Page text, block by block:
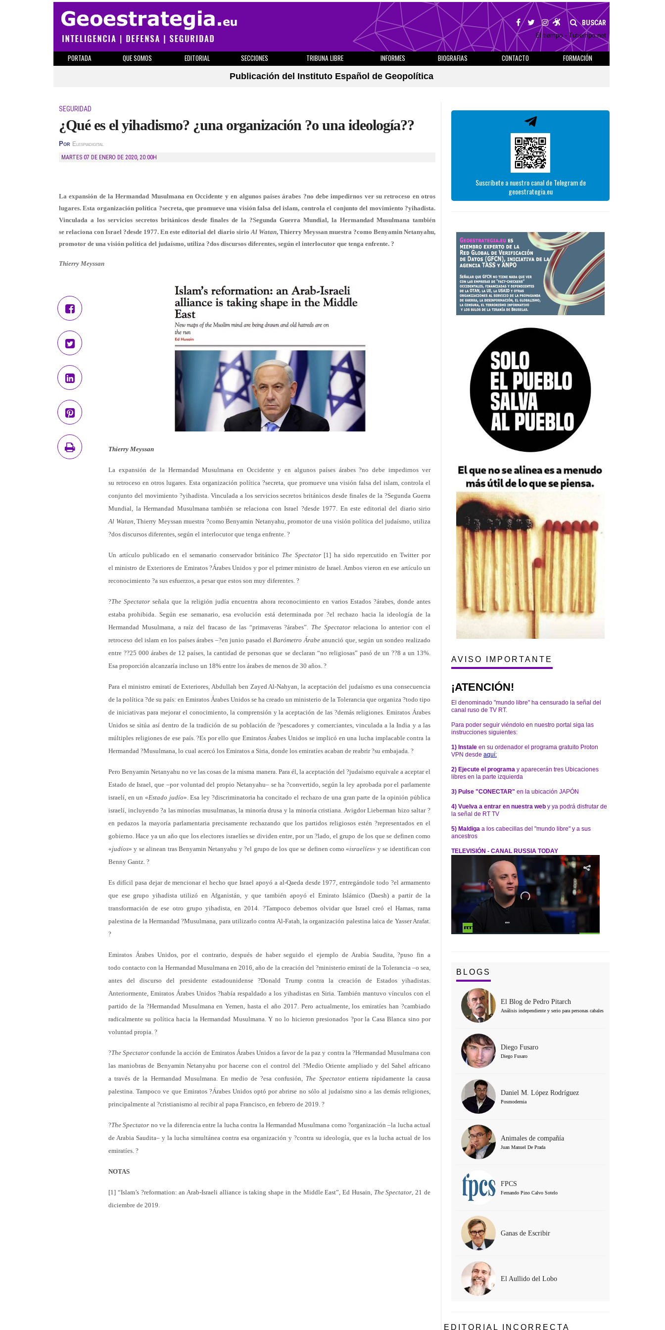
BUSCAR
El tiempo - Tutiempo.net
PORTADA QUE SOMOS EDITORIAL SECCIONES TRIBUNA LIBRE INFORMES BIOGRAFIAS CONTACTO
FORMACIÓN
Publicación del Instituto Español de Geopolítica
SEGURIDAD
¿Qué es el yihadismo? ¿una organización ?o una ideología??
Por Elespiadigital
MARTES 07 DE ENERO DE 2020, 20:00H
La expansión de la Hermandad Musulmana en Occidente y en algunos países árabes ?no debe impedirnos ver su retroceso en otros
lugares. Esta organización política ?secreta, que promueve una visión falsa del islam, controla el conjunto del movimiento ?yihadista.
Vinculada a los servicios secretos británicos desde finales de la ?Segunda Guerra Mundial, la Hermandad Musulmana también
se relaciona con Israel ?desde 1977. En este editorial del diario sirioAl Watan, Thierry Meyssan muestra ?como Benyamin Netanyahu,
promotor de una visión política del judaísmo, utiliza ?dos discursos diferentes, según el interlocutor que tenga enfrente. ?
Thierry Meyssan
Thierry Meyssan
La expansión de la Hermandad Musulmana en Occidente y en algunos países árabes ?no debe impedirnos ver
su retroceso en otros lugares. Esta organización política ?secreta, que promueve una visión falsa del islam, controla el
conjunto del movimiento ?yihadista. Vinculada a los servicios secretos británicos desde finales de la ?Segunda Guerra
Mundial, la Hermandad Musulmana también se relaciona con Israel ?desde 1977. En este editorial del diario sirio
Al Watan, Thierry Meyssan muestra ?como Benyamin Netanyahu, promotor de una visión política del judaísmo, utiliza
?dos discursos diferentes, según el interlocutor que tenga enfrente. ?
Un artículo publicado en el semanario conservador británico The Spectator[1] ha sido repercutido en Twitter por
el ministro de Exteriores de Emiratos ?Árabes Unidos y por el primer ministro de Israel. Ambos vieron en ese artículo un
reconocimiento ?a sus esfuerzos, a pesar que estos son muy diferentes. ?
?The Spectator señala que la religión judía encuentra ahora reconocimiento en varios Estados ?árabes, donde antes
estaba prohibida. Según ese semanario, esa evolución está determinada por ?el rechazo hacia la ideología de la
Hermandad Musulmana, a raíz del fracaso de las “primaveras ?árabes”. The Spectatorrelaciona lo anterior con el
retroceso del islam en los países árabes –?en junio pasado elBarómetro Árabeanunció que, según un sondeo realizado
entre ??25 000 árabes de 12 países, la cantidad de personas que se declaran “no religiosas” pasó de un ??8 a un 13%.
Esa proporción alcanzaría incluso un 18% entre los árabes de menos de 30 años. ?
Para el ministro emiratí de Exteriores, Abdullah ben Zayed Al-Nahyan, la aceptación del judaísmo es una consecuencia
de la política ?de su país: en Emiratos Árabes Unidos se ha creado un ministerio de la Tolerancia que organiza ?todo tipo
de iniciativas para mejorar el conocimiento, la comprensión y la aceptación de las ?demás religiones. Emiratos Árabes
Unidos se sitúa así dentro de la tradición de su población de ?pescadores y comerciantes, vinculada a la India y a las
múltiples religiones de ese país. ?Es por ello que Emiratos Árabes Unidos se implicó en una lucha implacable contra la
Hermandad ?Musulmana, lo cual acercó los Emiratos a Siria, donde los emiratíes acaban de reabrir ?su embajada. ?
Pero Benyamin Netanyahu no ve las cosas de la misma manera. Para él, la aceptación del ?judaísmo equivale a aceptar el
Estado de Israel, que –por voluntad del propio Netanyahu– se ha ?convertido, según la ley aprobada por el parlamente
israelí, en un «Estado judío». Esa ley ?discriminatoria ha concitado el rechazo de una gran parte de la opinión pública
israelí, incluyendo ?a las minorías musulmanas, la minoría drusa y la minoría cristiana. Avigdor Lieberman hizo saltar ?
en pedazos la mayoría parlamentaria precisamente rechazando que los partidos religiosos estén ?representados en el
gobierno. Hace ya un año que los electores israelíes se dividen entre, por un ?lado, el grupo de los que se definen como
«judíos» y se alinean tras Benyamin Netanyahu y ?el grupo de los que se definen como «israelíes» y se identifican con
Benny Gantz. ?
Es difícil pasa dejar de mencionar el hecho que Israel apoyó a al-Qaeda desde 1977, entregándole todo ?el armamento
que ese grupo yihadista utilizó en Afganistán, y que también apoyó el Emirato Islámico (Daesh) a partir de la
transformación de ese otro grupo yihadista, en 2014. ?Tampoco debemos olvidar que Israel creó el Hamas, rama
palestina de la Hermandad ?Musulmana, para utilizarlo contra Al-Fatah, la organización palestina laica de Yasser Arafat.
?
Emiratos Árabes Unidos, por el contrario, después de haber seguido el ejemplo de Arabia Saudita, ?puso fin a
todo contacto con la Hermandad Musulmana en 2016, año de la creación del ?ministerio emiratí de la Tolerancia –o sea,
antes del discurso del presidente estadounidense ?Donald Trump contra la creación de Estados yihadistas.
Anteriormente, Emiratos Árabes Unidos ?había respaldado a los yihadistas en Siria. También mantuvo vínculos con el
partido de la ?Hermandad Musulmana en Yemen, hasta el año 2017. Pero actualmente, los emiratíes han ?cambiado
radicalmente su política hacia la Hermandad Musulmana. Y no lo hicieron presionados ?por la Casa Blanca sino por
voluntad propia. ?
?The Spectator confunde la acción de Emiratos Árabes Unidos a favor de la paz y contra la ?Hermandad Musulmana con
las maniobras de Benyamin Netanyahu por hacerse con el control del ?Medio Oriente ampliado y del Sahel africano
a través de la Hermandad Musulmana. En medio de ?esa confusión, The Spectatorentierra rápidamente la causa
palestina. Tampoco ve que Emiratos ?Árabes Unidos optó por abrirse no sólo al judaísmo sino a las demás religiones,
principalmente al ?cristianismo al recibir al papa Francisco, en febrero de 2019. ?
?The Spectator no ve la diferencia entre la lucha contra la Hermandad Musulmana como ?organización –la lucha actual
de Arabia Saudita– y la lucha simultánea contra esa organización y ?contra su ideología, que es la lucha actual de los
emiratíes. ?
NOTAS
[1] “Islam’s ?reformation: an Arab-Israeli alliance is taking shape in the Middle East”, Ed Husain, The Spectator, 21 de
diciembre de 2019.
Suscríbete a nuestro canal de Telegram de
geoestrategia.eu
AVISO IMPORTANTE
¡ATENCIÓN!
El denominado "mundo libre" ha censurado la señal del
canal ruso de TV RT.
Para poder seguir viéndolo en nuestro portal siga las
instrucciones siguientes:
1) Instale en su ordenador el programa gratuito Proton
VPN desde aquí:
2) Ejecute el programa y aparecerán tres Ubicaciones
libres en la parte izquierda
3) Pulse "CONECTAR" en la ubicación JAPÓN
4) Vuelva a entrar en nuestra web y ya podrá disfrutar de
la señal de RT TV
5) Maldiga a los cabecillas del "mundo libre" y a sus
ancestros
TELEVISIÓN - CANAL RUSSIA TODAY
BLOGS
El Blog de Pedro Pitarch
Análisis independiente y serio para personas cabales
Diego Fusaro
Diego Fusaro
Daniel M. López Rodríguez
Posmodernia
Animales de compañía
Juan Manuel De Prada
FPCS
Fernando Pino Calvo Sotelo
Ganas de Escribir
El Aullido del Lobo
EDITORIAL INCORRECTA